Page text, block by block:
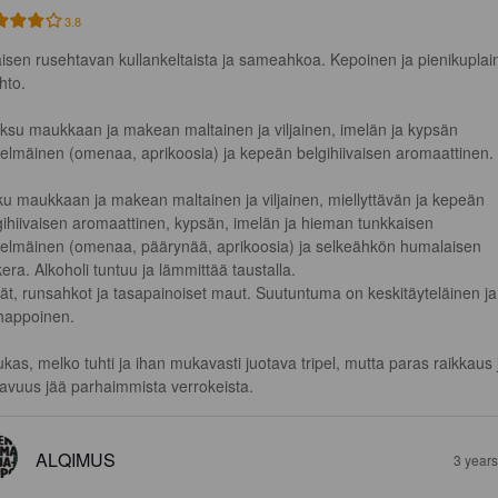
3.8
rusehtavan kullankeltaista ja sameahkoa. Kepoinen ja
maukkaan ja makean maltainen ja viljainen, imelän ja kypsän
(omenaa, aprikoosia) ja kepeän belgihiivaisen aromaattinen.
maukkaan ja makean maltainen ja viljainen, miellyttävän ja kepeän
aromaattinen, kypsän, imelän ja hieman tunkkaisen
(omenaa, päärynää, aprikoosia) ja selkeähkön humalaisen
Alkoholi tuntuu ja lämmittää taustalla.
runsahkot ja tasapainoiset maut. Suutuntuma on keskitäyteläinen ja
melko tuhti ja ihan mukavasti juotava tripel, mutta paras raikkaus
jää parhaimmista verrokeista.
ALQIMUS 3